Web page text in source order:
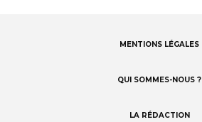
MENTIONS LÉGALES
QUI SOMMES-NOUS ?
LA RÉDACTION